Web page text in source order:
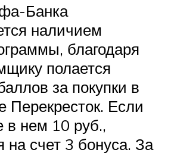
Банка
наличием
благодаря
полается
за покупки в
Перекресток. Если
в нем 10 руб.,
на счет 3 бонуса. За